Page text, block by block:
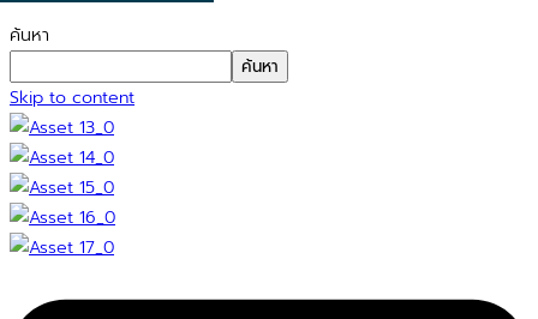
ค้นหา
ค้นหา
Skip to content